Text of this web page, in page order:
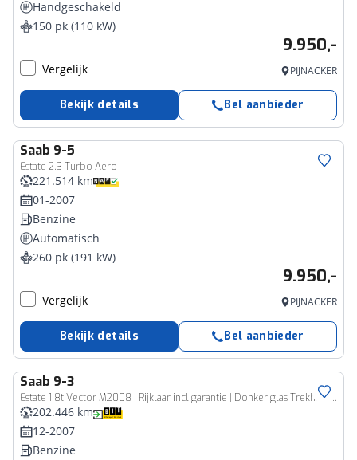
Handgeschakeld
150 pk (110 kW)
9.950,-
Vergelijk PIJNACKER
Bekijk details Bel aanbieder
Saab 9-5
Estate 2.3 Turbo Aero
221.514 km
01-2007
Benzine
Automatisch
260 pk (191 kW)
9.950,-
Vergelijk PIJNACKER
Bekijk details Bel aanbieder
Saab 9-3
Estate 1.8t Vector M2008 | Rijklaar incl garantie | Donker glas Trekhaak 17 inch Sportstoel Carplay
202.446 km
12-2007
Benzine